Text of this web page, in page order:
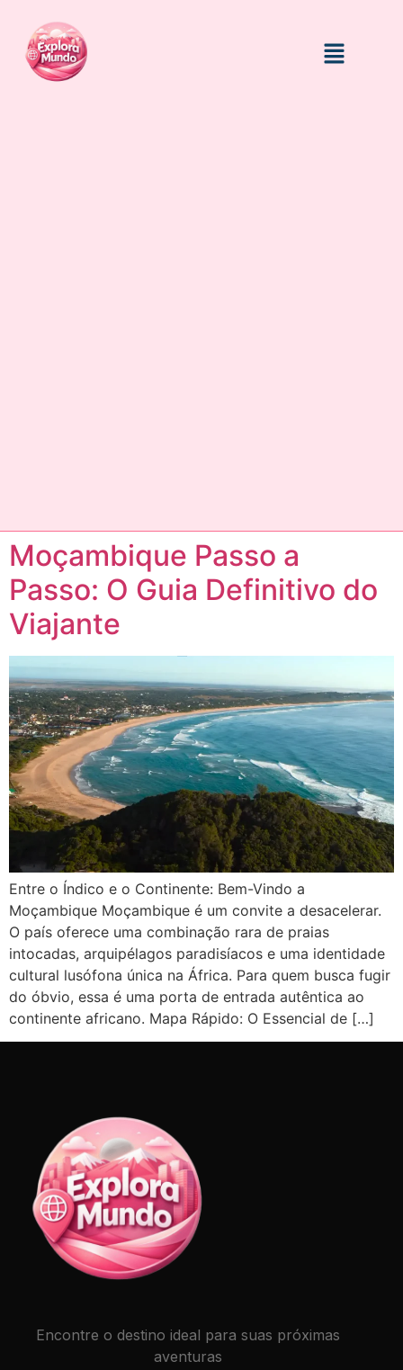
Moçambique Passo a
Passo: O Guia Definitivo do
Viajante
Entre o Índico e o Continente: Bem-Vindo a
Moçambique Moçambique é um convite a desacelerar.
O país oferece uma combinação rara de praias
intocadas, arquipélagos paradisíacos e uma identidade
cultural lusófona única na África. Para quem busca fugir
do óbvio, essa é uma porta de entrada autêntica ao
continente africano. Mapa Rápido: O Essencial de […]
Encontre o destino ideal para suas próximas
aventuras